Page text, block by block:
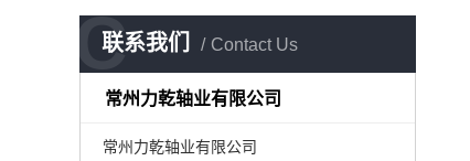
联系我们 Contact Us
C
常州力乾轴业有限公司
常州力乾轴业有限公司